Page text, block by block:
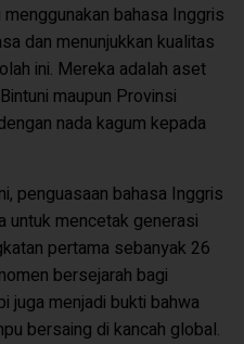
bahasa Inggris
dan menunjukkan kualitas
ini. Mereka adalah aset
maupun Provinsi
nada kagum kepada
penguasaan bahasa Inggris
untuk mencetak generasi
pertama sebanyak 26
bersejarah bagi
juga menjadi bukti bahwa
bersaing di kancah global.